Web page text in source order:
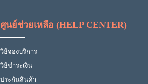
ศูนย์ช่วยเหลือ (HELP CENTER)
วิธีจองบริการ
วิธีชำระเงิน
ประกันสินค้า